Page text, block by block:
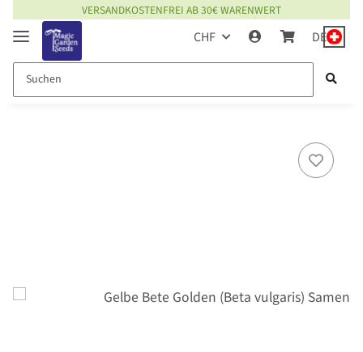
VERSANDKOSTENFREI AB 30€ WARENWERT
CHF DE